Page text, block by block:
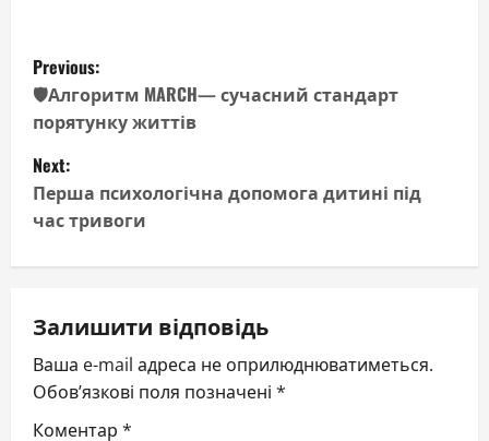
P
o
s
t
n
v
i
g
Previous:
🛡️Алгоритм MARCH— сучасний стандарт
порятунку життів
Next:
Перша психологічна допомога дитині під
час тривоги
Залишити відповідь
Ваша e-mail адреса не оприлюднюватиметься.
Обов’язкові поля позначені *
Коментар *